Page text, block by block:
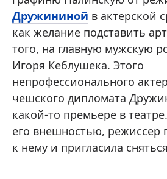
Дружининой в актерской
как желание подставить
того, на главную мужскую
Игоря Кеблушека. Этого
непрофессионального
чешского дипломата
какой-то премьере в
его внешностью, режиссер
к нему и пригласила